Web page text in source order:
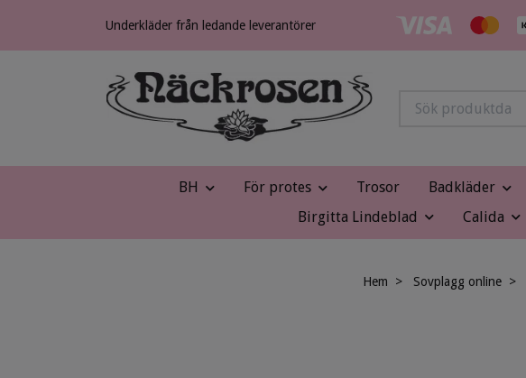
Underkläder från ledande leverantörer
BH För protes Trosor Badkläder
Birgitta Lindeblad
Calida
Hem Sovplagg online